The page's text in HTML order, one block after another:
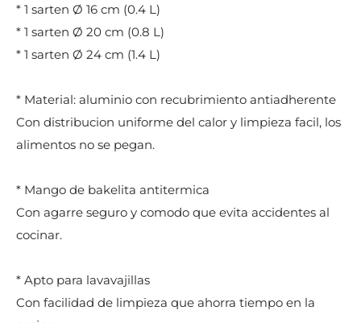
* 1 sarten Ø 16 cm (0.4 L)
* 1 sarten Ø 20 cm (0.8 L)
* 1 sarten Ø 24 cm (1.4 L)
* Material: aluminio con recubrimiento antiadherente
Con distribucion uniforme del calor y limpieza facil, los
alimentos no se pegan.
* Mango de bakelita antitermica
Con agarre seguro y comodo que evita accidentes al
cocinar.
* Apto para lavavajillas
Con facilidad de limpieza que ahorra tiempo en la